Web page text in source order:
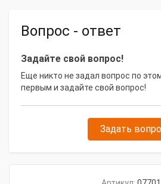
Вопрос - ответ
Задайте свой вопрос!
Еще никто не задал вопрос по
первым и задайте свой вопрос!
Задать